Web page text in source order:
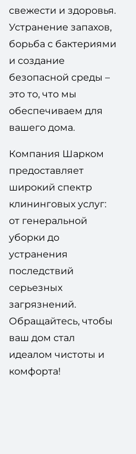
свежести и здоровья.
Устранение запахов,
борьба с бактериями
и создание
безопасной среды –
это то, что мы
обеспечиваем для
вашего дома.
Компания Шарком
предоставляет
широкий спектр
клининговых услуг:
от генеральной
уборки до
устранения
последствий
серьезных
загрязнений.
Обращайтесь, чтобы
ваш дом стал
идеалом чистоты и
комфорта!